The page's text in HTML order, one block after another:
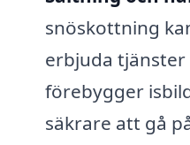
snöskottning
erbjuda
förebygger
säkrare att gå